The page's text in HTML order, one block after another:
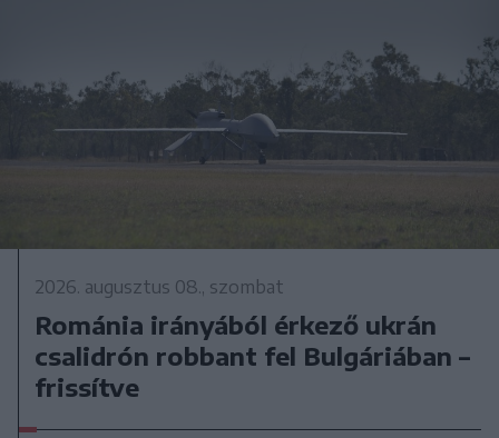
2026. augusztus 08., szombat
Románia irányából érkező ukrán
csalidrón robbant fel Bulgáriában –
frissítve